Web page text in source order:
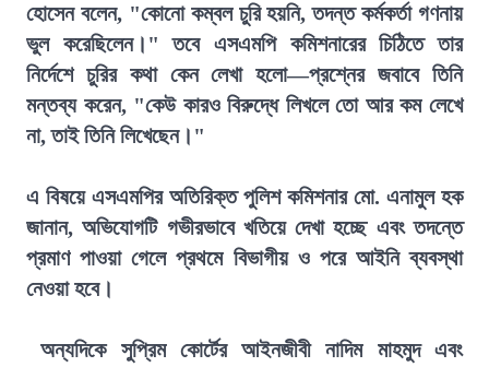
হোসেন বলেন, "কোনো কম্বল চুরি হয়নি, তদন্ত কর্মকর্তা গণনায়
ভুল করেছিলেন।" তবে এসএমপি কমিশনারের চিঠিতে তার
নির্দেশে চুরির কথা কেন লেখা হলো—প্রশ্নের জবাবে তিনি
মন্তব্য করেন, "কেউ কারও বিরুদ্ধে লিখলে তো আর কম লেখে
না, তাই তিনি লিখেছেন।"
এ বিষয়ে এসএমপির অতিরিক্ত পুলিশ কমিশনার মো. এনামুল হক
জানান, অভিযোগটি গভীরভাবে খতিয়ে দেখা হচ্ছে এবং তদন্তে
প্রমাণ পাওয়া গেলে প্রথমে বিভাগীয় ও পরে আইনি ব্যবস্থা
নেওয়া হবে।
অন্যদিকে সুপ্রিম কোর্টের আইনজীবী নাদিম মাহমুদ এবং